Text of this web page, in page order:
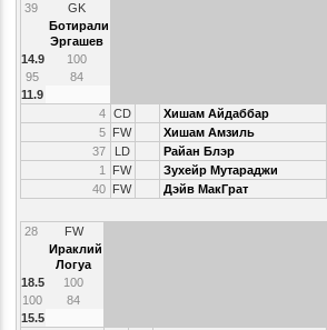
39
GK
Ботирали
Эргашев
14.9
100
95
84
11.9
4 CD Хишам Айдаббар
5
FW Хишам Амзиль
37
LD Райан Блэр
1
FW Зухейр Мутараджи
40
FW Дэйв МакГрат
28
FW
Ираклий
Логуа
18.5
100
100
84
15.5